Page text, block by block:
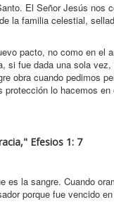
El Señor Jesús nos
la familia celestial,
pacto, no como en el
si fue dada una sola vez,
obra cuando pedimos
lo hacemos
Efesios 1: 7
es la sangre. Cuando
porque fue vencido